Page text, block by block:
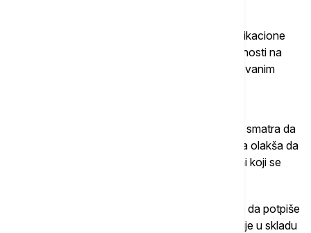
Posrednici podnose Zahtev za izdavanje identifikacione
kartice posrednika u prometu i zakupu nepokretnosti na
portalu ePKS, uz prethodnu registraciju kvalifikovanim
Procenitelj Milić Đoković, iz Klastera Nekretnina smatra da
je ovaj potez PKS dobar pokušaj da se klijentima olakša da
prepoznaju kvalitet, ali i da se bolje kontrolišu oni koji se
"Svako ko bude želeo da ima ID karticu moraće da potpiše
profesionalni kodeks koji ga obavezuje da posluje u skladu